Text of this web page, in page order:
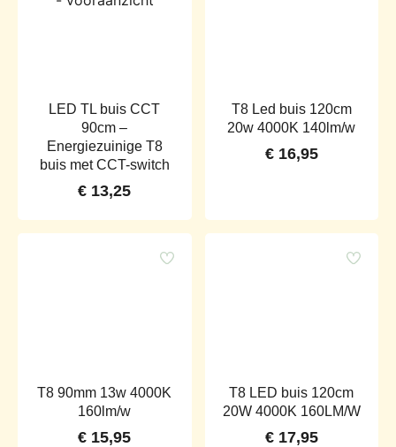
elke werkomgeving.
LED TL buis CCT
90cm –
Energiezuinige T8
buis met CCT-switch
€ 13,25
T8 Led buis 120cm
20w 4000K 140lm/w
€16,95
T8 90mm 13w 4000K
160lm/w
€ 15,95
T8 LED buis 120cm
20W 4000K 160LM/W
€17,95